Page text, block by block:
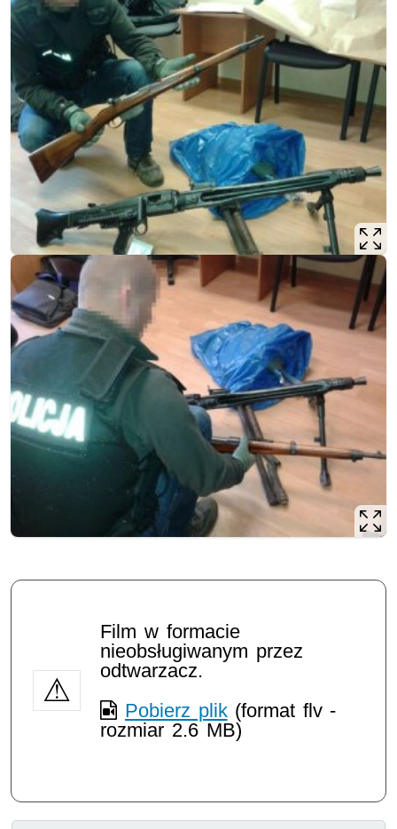
Film w formacie
nieobsługiwanym przez
odtwarzacz.
Pobierz plik(format flv -
rozmiar 2.6 MB)